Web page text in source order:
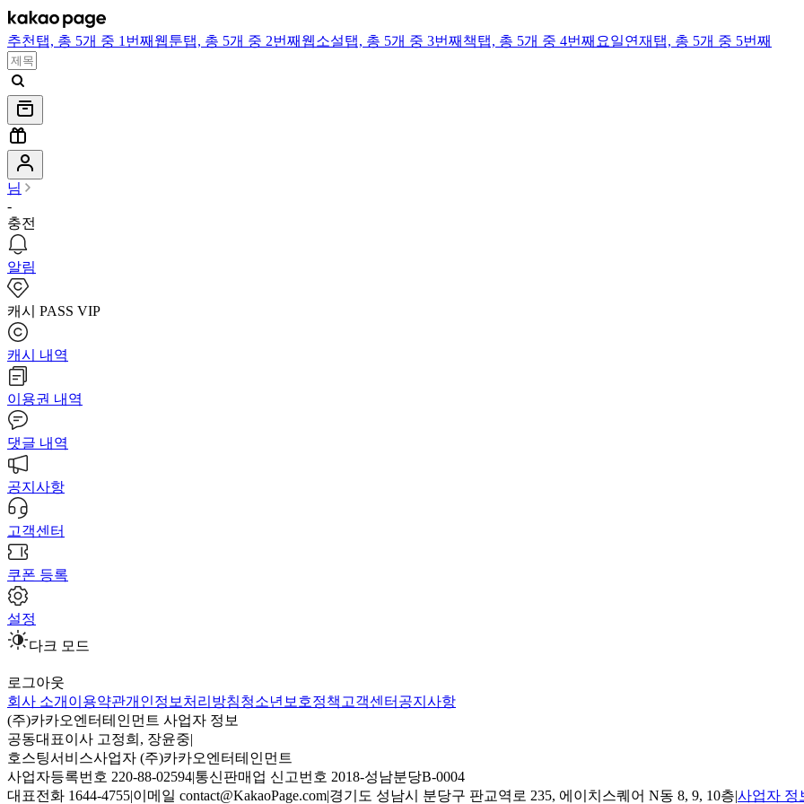
추천 탭, 총 5개 중 1번째 웹툰탭, 총 5개 중 2번째 웹소설탭, 총 5개 중 3번째 책탭, 총 5개 중 4번째 요일연재 탭, 총 5개 중 5번째
님
-
충전
알림
캐시 PASS VIP
캐시 내역
이용권 내역
댓글 내역
공지사항
고객센터
쿠폰 등록
설정
다크 모드
로그아웃
회사 소개 이용약관개인정보처리방침청소년보호정책 고객센터 공지사항
(주)카카오엔터테인먼트 사업자 정보
공동대표이사 고정희, 장윤중|
호스팅서비스사업자 (주)카카오엔터테인먼트
사업자등록번호 220-88-02594|통신판매업 신고번호 2018-성남분당B-0004
대표전화 1644-4755|이메일 contact@KakaoPage.com|경기도 성남시 분당구 판교역로 235, 에이치스퀘어 N동 8, 9, 10층|사업자 정